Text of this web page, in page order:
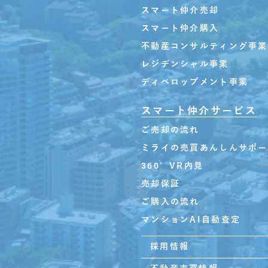
スマート仲介売却
スマート仲介購入
不動産コンサルティング事業
レジデンシャル事業
ディベロップメント事業
スマート仲介サービス
ご売却の流れ
ミライの売買あんしんサポ
360°VR内見
売却保証
ご購入の流れ
マンションAI自動査定
採用情報